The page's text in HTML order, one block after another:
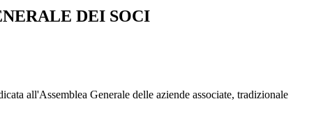
DEI SOCI
all'Assemblea Generale delle aziende associate, tradizionale